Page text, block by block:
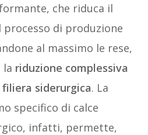
che riduca il
processo di produzione
al massimo le rese,
la riduzione complessiva
siderurgica. La
specifico di calce
infatti, permette,